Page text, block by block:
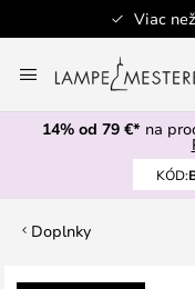
Viac
to
Content
14% od 79 €* na
KÓD:
Doplnky
Preskočiť